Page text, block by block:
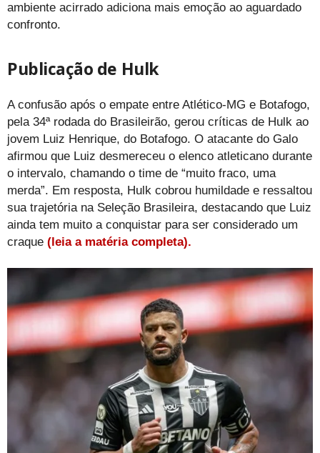
ambiente acirrado adiciona mais emoção ao aguardado
confronto.
Publicação de Hulk
A confusão após o empate entre Atlético-MG e Botafogo,
pela 34ª rodada do Brasileirão, gerou críticas de Hulk ao
jovem Luiz Henrique, do Botafogo. O atacante do Galo
afirmou que Luiz desmereceu o elenco atleticano durante
o intervalo, chamando o time de “muito fraco, uma
merda”. Em resposta, Hulk cobrou humildade e ressaltou
sua trajetória na Seleção Brasileira, destacando que Luiz
ainda tem muito a conquistar para ser considerado um
craque (leia a matéria completa).